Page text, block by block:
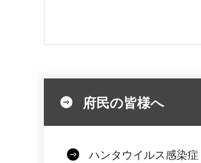
府民の皆様へ
ハンタウイルス感染症